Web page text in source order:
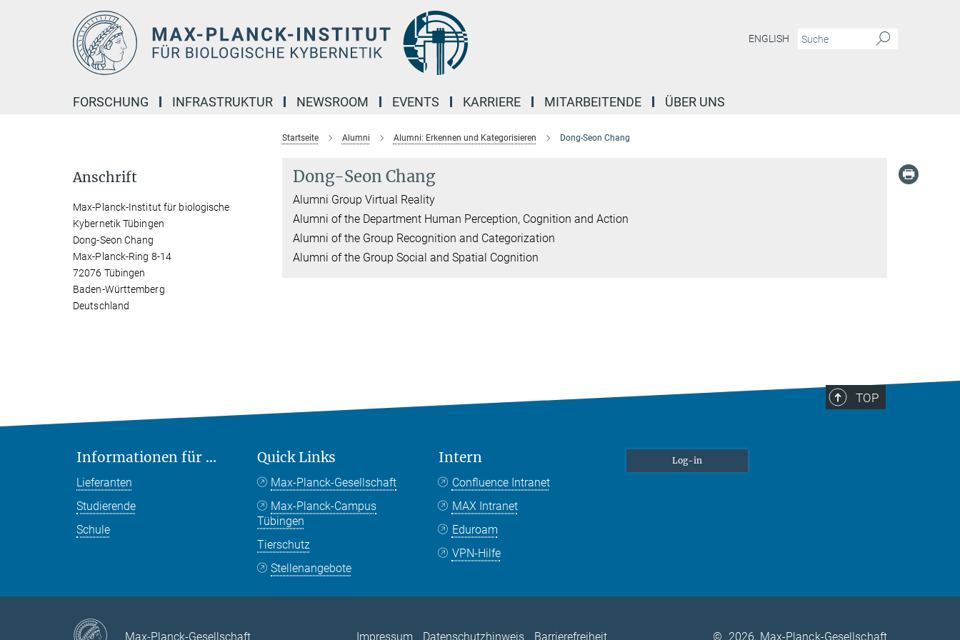
ENGLISH
FORSCHUNG INFRASTRUKTUR NEWSROOM EVENTS KARRIERE MITARBEITENDE ÜBER UNS
Startseite Alumni Alumni: Erkennen und Kategorisieren Dong-Seon Chang
Dong-Seon Chang
Alumni Group Virtual Reality
Alumni of the Department Human Perception, Cognition and Action
Alumni of the Group Recognition and Categorization
Alumni of the Group Social and Spatial Cognition
Anschrift
Max-Planck-Institut für biologische
Kybernetik Tübingen
Dong-Seon Chang
Max-Planck-Ring 8-14
72076 Tübingen
Baden-Württemberg
Deutschland
TOP
Informationen für ...
Lieferanten
Studierende
Schule
Quick Links
Max-Planck-Gesellschaft
Max-Planck-Campus
Tübingen
Tierschutz
Stellenangebote
Intern
Confluence Intranet
MAX Intranet
Eduroam
VPN-Hilfe
Log-in
Max-Planck-Gesellschaft Impressum Datenschutzhinweis Barrierefreiheit © 2026, Max-Planck-Gesellschaft